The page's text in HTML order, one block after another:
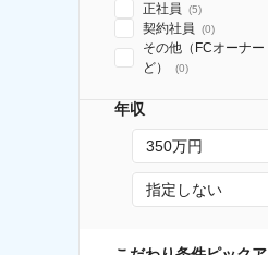
正社員 (5)
契約社員 (0)
その他（FCオーナ
ど）
(0)
年収
350万円
指定しない